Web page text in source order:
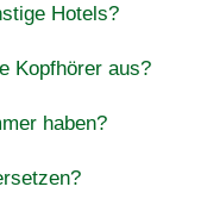
Hotels?
Kopfhörer aus?
haben?